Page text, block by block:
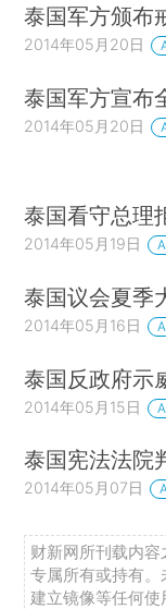
泰国军方颁布
2014年05月20日
泰国军方宣布
2014年05月20日
泰国看守总理
2014年05月19日
泰国议会夏季
2014年05月16日
泰国反政府示
2014年05月15日
泰国宪法法院
2014年05月07日
财新网所刊载内
专属所有或持有
建立镜像等任何使